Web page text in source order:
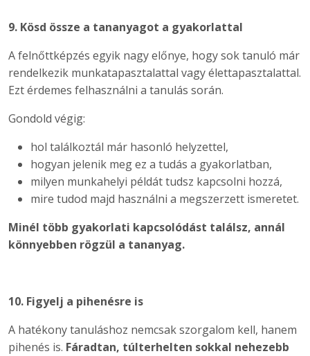
9. Kösd össze a tananyagot a gyakorlattal
A felnőttképzés egyik nagy előnye, hogy sok tanuló már
rendelkezik munkatapasztalattal vagy élettapasztalattal.
Ezt érdemes felhasználni a tanulás során.
Gondold végig:
hol találkoztál már hasonló helyzettel,
hogyan jelenik meg ez a tudás a gyakorlatban,
milyen munkahelyi példát tudsz kapcsolni hozzá,
mire tudod majd használni a megszerzett ismeretet.
Minél több gyakorlati kapcsolódást találsz, annál
könnyebben rögzül a tananyag.
10. Figyelj a pihenésre is
A hatékony tanuláshoz nemcsak szorgalom kell, hanem
pihenés is. Fáradtan, túlterhelten sokkal nehezebb